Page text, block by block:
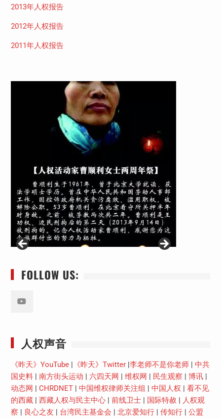
2013年人权报告
2012年人权报告
2011年人权报告
FOLLOW US:
人权声音
《昨天》YouTube| 《昨天》Twitter| 李老师不是你老师| 中共
国史料| 南方街头运动 六四天网 维权网 民生观察 博讯|
动态网
CHRDNET| 中国维权律师关注组 中国人权
看不见
的西藏| 西藏人权与民主中心| 前线卫士| 国际特赦
人权观
察
良心之友 台湾民主基金会 北京爱知行| 传知行| 公盟